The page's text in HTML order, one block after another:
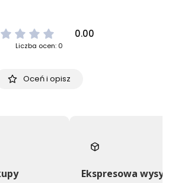
0.00
Liczba ocen: 0
Oceń i opisz
Ekspresowa